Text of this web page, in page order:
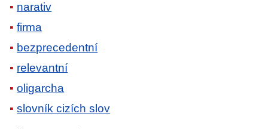
narativ
firma
bezprecedentní
relevantní
oligarcha
slovník cizích slov